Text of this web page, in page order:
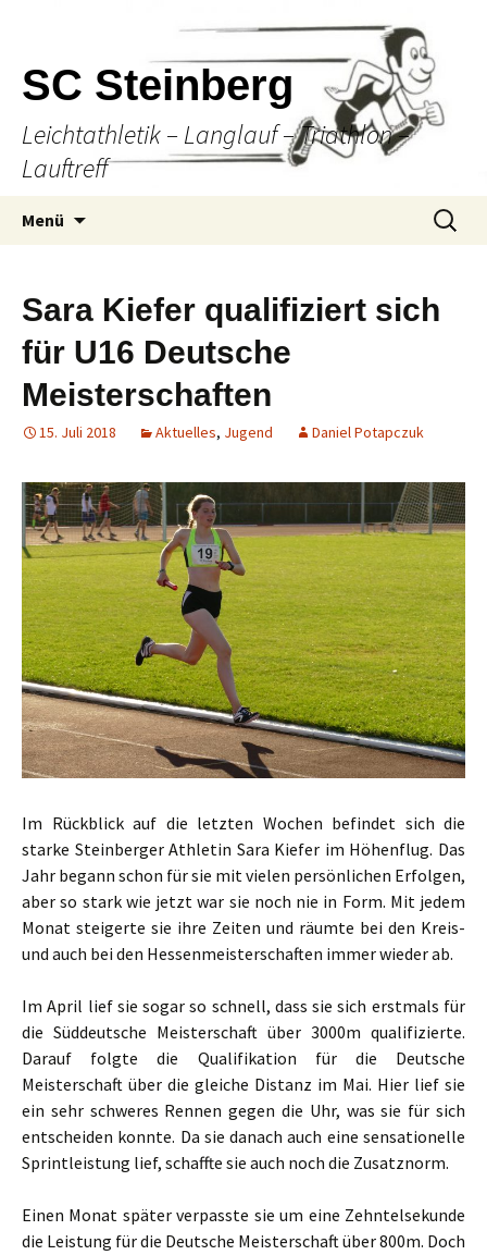
SC Steinberg
Leichtathletik – Langlauf – Triathlon –
Lauftreff
Menü
Suche
nach:
Sara Kiefer qualifiziert sich
für U16 Deutsche
Meisterschaften
15. Juli 2018 Aktuelles, Jugend Daniel Potapczuk
Im Rückblick auf die letzten Wochen befindet sich die
starke Steinberger Athletin Sara Kiefer im Höhenflug. Das
Jahr begann schon für sie mit vielen persönlichen Erfolgen,
aber so stark wie jetzt war sie noch nie in Form. Mit jedem
Monat steigerte sie ihre Zeiten und räumte bei den Kreis-
und auch bei den Hessenmeisterschaften immer wieder ab.
Im April lief sie sogar so schnell, dass sie sich erstmals für
die Süddeutsche Meisterschaft über 3000m qualifizierte.
Darauf folgte die Qualifikation für die Deutsche
Meisterschaft über die gleiche Distanz im Mai. Hier lief sie
ein sehr schweres Rennen gegen die Uhr, was sie für sich
entscheiden konnte. Da sie danach auch eine sensationelle
Sprintleistung lief, schaffte sie auch noch die Zusatznorm.
Einen Monat später verpasste sie um eine Zehntelsekunde
die Leistung für die Deutsche Meisterschaft über 800m. Doch